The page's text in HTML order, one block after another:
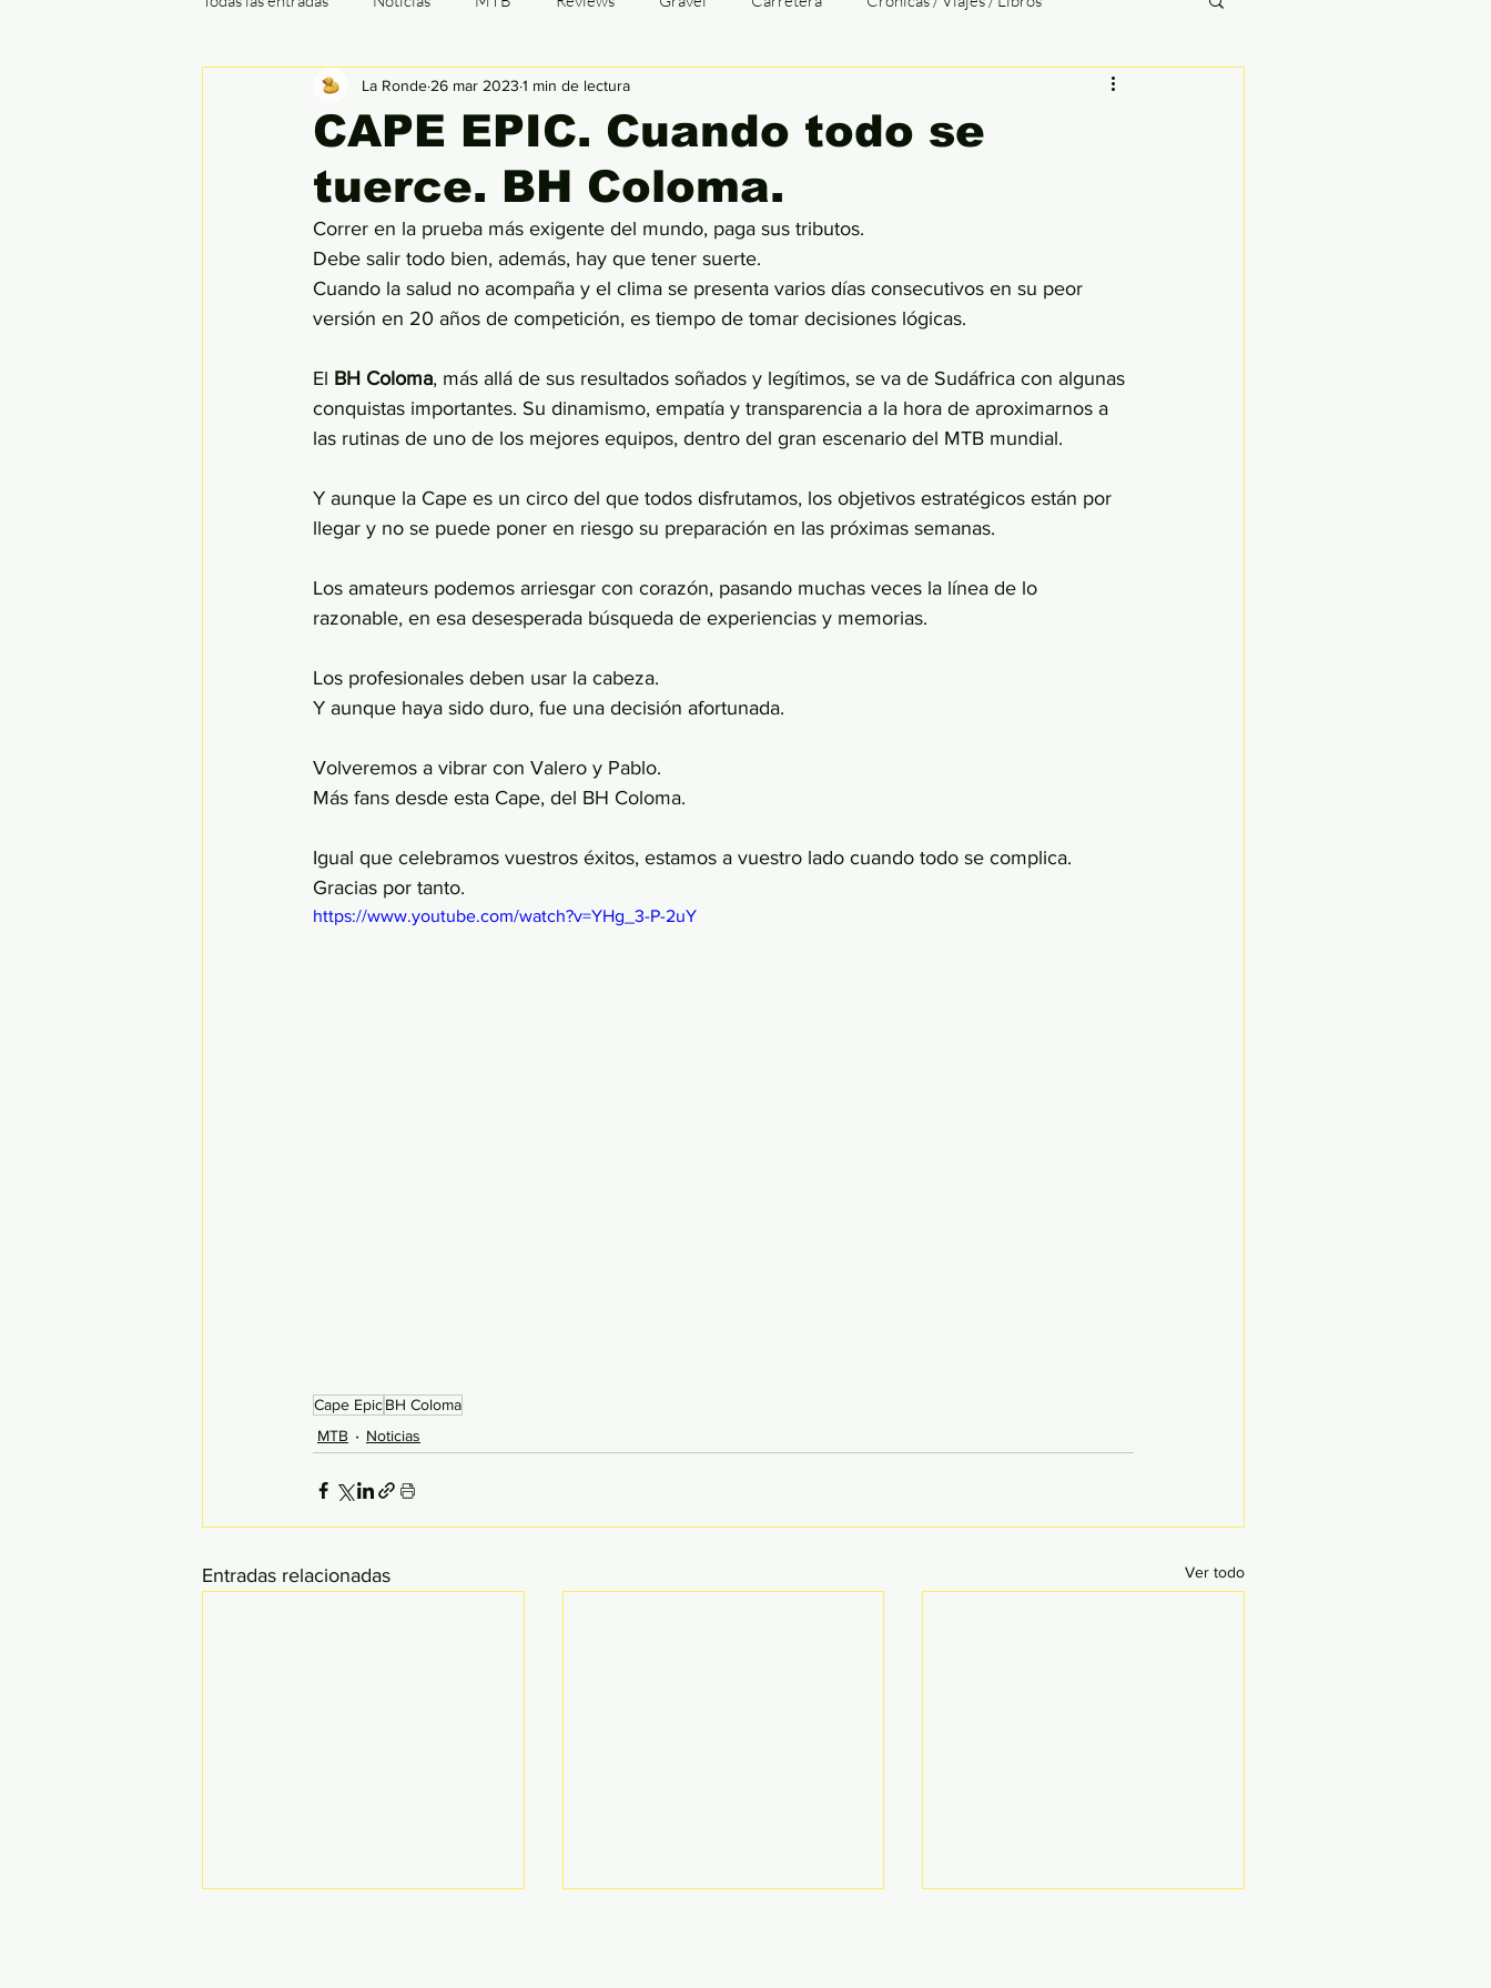
Cx / Ciclocrós Indoor BTTGALICIA Opinión
Ronde de Flandes París - Roubaix Tri Duatlón Cómic
CAPE EPIC. Cuando todo se
tuerce. BH Coloma.
La Ronde 26 mar 2023 1 min de lectura
Correr en la prueba más exigente del mundo, paga sus tributos.
Debe salir todo bien, además, hay que tener suerte.
Cuando la salud no acompaña y el clima se presenta varios días consecutivos en su peor
versión en 20 años de competición, es tiempo de tomar decisiones lógicas.
El BH Coloma, más allá de sus resultados soñados y legítimos, se va de Sudáfrica con algunas
conquistas importantes. Su dinamismo, empatía y transparencia a la hora de aproximarnos a
las rutinas de uno de los mejores equipos, dentro del gran escenario del MTB mundial.
Y aunque la Cape es un circo del que todos disfrutamos, los objetivos estratégicos están por
llegar y no se puede poner en riesgo su preparación en las próximas semanas.
Los amateurs podemos arriesgar con corazón, pasando muchas veces la línea de lo
razonable, en esa desesperada búsqueda de experiencias y memorias.
Los profesionales deben usar la cabeza.
Y aunque haya sido duro, fue una decisión afortunada.
Volveremos a vibrar con Valero y Pablo.
Más fans desde esta Cape, del BH Coloma.
Igual que celebramos vuestros éxitos, estamos a vuestro lado cuando todo se complica.
Gracias por tanto.
https://www.youtube.com/watch?v=YHg_3-P-2uY
Cape EpicBH Coloma
MTB
Noticias
Entradas relacionadas Ver todo